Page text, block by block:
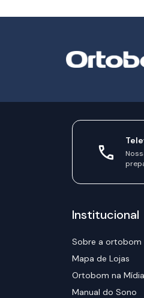
Institucional
Sobre a ortobom
Mapa de Lojas
Ortobom na Mídia
Manual do Sono